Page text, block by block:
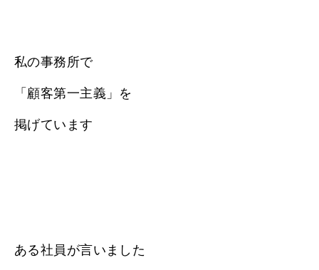
私の事務所で
「顧客第一主義」を
掲げています
ある社員が言いました